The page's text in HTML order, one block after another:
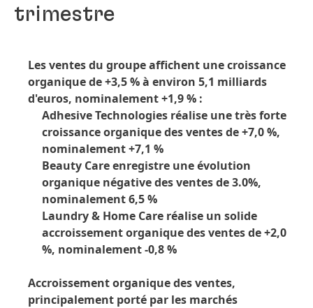
trimestre
Les ventes du groupe affichent une croissance
organique de +3,5 % à environ 5,1 milliards
d'euros, nominalement +1,9 % :
Adhesive Technologies réalise une très forte
croissance organique des ventes de +7,0 %,
nominalement +7,1 %
Beauty Care enregistre une évolution
organique négative des ventes de 3.0%,
nominalement 6,5 %
Laundry & Home Care réalise un solide
accroissement organique des ventes de +2,0
%, nominalement -0,8 %
Accroissement organique des ventes,
principalement porté par les marchés